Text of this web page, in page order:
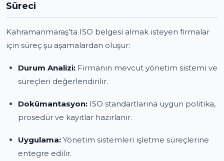
Süreci
Kahramanmaraş’ta ISO belgesi almak isteyen firmalar
için süreç şu aşamalardan oluşur:
Durum Analizi: Firmanın mevcut yönetim sistemi ve
süreçleri değerlendirilir.
Dokümantasyon: ISO standartlarına uygun politika,
prosedür ve kayıtlar hazırlanır.
Uygulama: Yönetim sistemleri işletme süreçlerine
entegre edilir.